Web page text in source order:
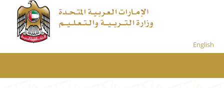
English
تسجيل الدخول